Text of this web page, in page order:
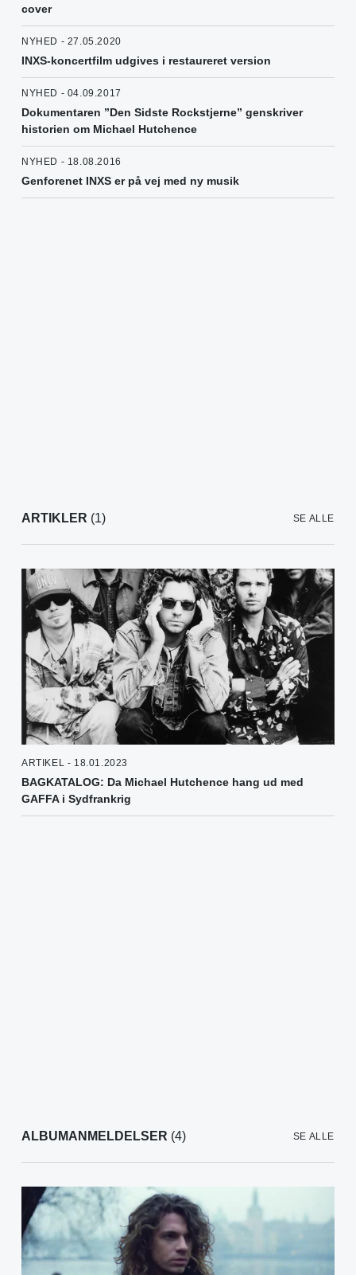
cover
NYHED - 27.05.2020
INXS-koncertfilm udgives i restaureret version
NYHED - 04.09.2017
Dokumentaren ”Den Sidste Rockstjerne” genskriver
historien om Michael Hutchence
NYHED - 18.08.2016
Genforenet INXS er på vej med ny musik
ARTIKLER (1) SE ALLE
ARTIKEL - 18.01.2023
BAGKATALOG: Da Michael Hutchence hang ud med
GAFFA i Sydfrankrig
ALBUMANMELDELSER (4) SE ALLE